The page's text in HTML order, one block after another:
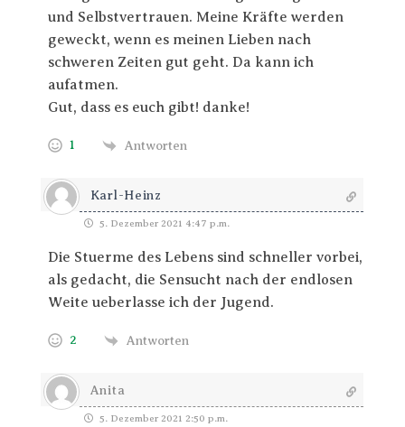
und Selbstvertrauen. Meine Kräfte werden
geweckt, wenn es meinen Lieben nach
schweren Zeiten gut geht. Da kann ich
aufatmen.
Gut, dass es euch gibt! danke!
1 Antworten
Karl-Heinz
5. Dezember 2021 4:47 p.m.
Die Stuerme des Lebens sind schneller vorbei,
als gedacht, die Sensucht nach der endlosen
Weite ueberlasse ich der Jugend.
2 Antworten
Anita
5. Dezember 2021 2:50 p.m.